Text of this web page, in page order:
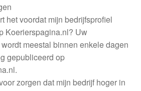
het voordat mijn bedrijfsprofiel
Koerierspagina.nl? Uw
meestal binnen enkele dagen
gepubliceerd op
zorgen dat mijn bedrijf hoger in